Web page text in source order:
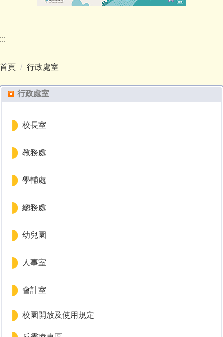
教師班級網頁
十分防疫專區
課程計畫專區
校外人士協助教學或活動專區
台灣母語日專區
環境教育專區
防災教育專區
學生事務相關法規
校園開放
:::
首頁 行政處室
行政處室
校長室
教務處
學輔處
總務處
幼兒園
人事室
會計室
校園開放及使用規定